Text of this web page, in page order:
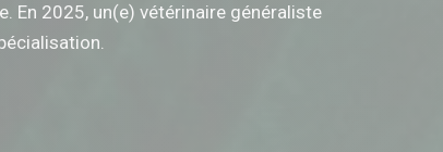
vos Options
En 2025, un(e) vétérinaire généraliste